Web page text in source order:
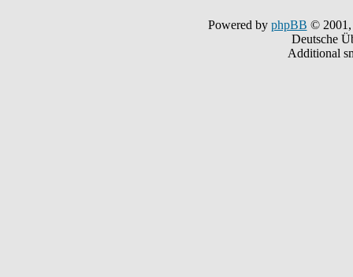
Powered by phpBB © 2001,
Deutsche
Additional